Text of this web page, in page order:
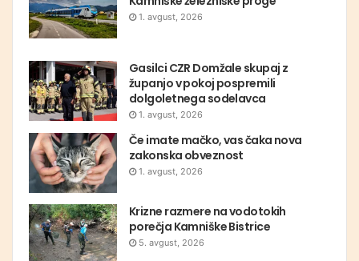
1. avgust, 2026
Gasilci CZR Domžale skupaj z
županjo v pokoj pospremili
dolgoletnega sodelavca
1. avgust, 2026
Če imate mačko, vas čaka nova
zakonska obveznost
1. avgust, 2026
Krizne razmere na vodotokih
porečja Kamniške Bistrice
5. avgust, 2026